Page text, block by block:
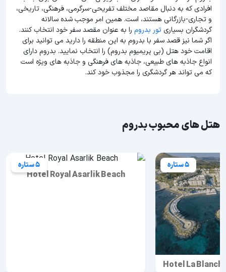
افرادی که به دنبال مقاصد مختلف تفریحی-سرگرمی، فرهنگی، تاریخی،
و تجاری-بازرگانی هستند، است. همین امر موجب شده سالانه
گردشگران بسیاریتور بدروم را به عنوان مقصد سفر خود انتخاب کنند.
اگر شما نیز قصد سفر با بدروم به این منطقه را دارید می توانید برای
اقامت خود هتل (بی پریمیوم بدروم) را انتخاب نمایید. بدروم دارای
انواع جاذبه های طبیعی، جاذبه های فرهنگی و جاذبه های ویژه است
که می تواند هر گردشگری را مجذوب خود کند.
هتل های محبوب بدروم
5 ستاره
Hotel La
5 ستاره
Hotel Royal Asarlik Beach